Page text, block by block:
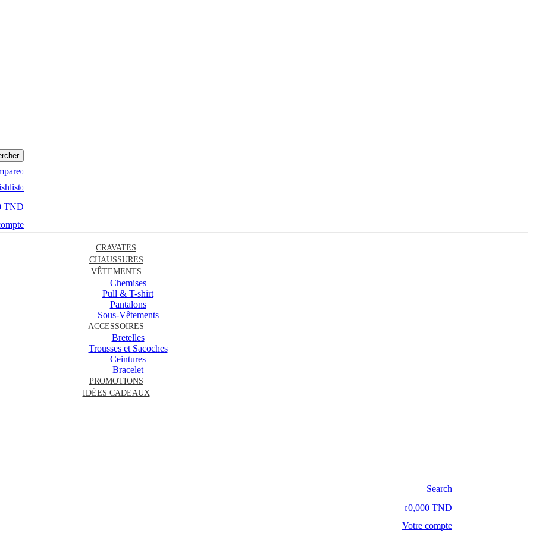
0
0
TND
CRAVATES
CHAUSSURES
VÊTEMENTS
Chemises
Pull & T-shirt
Pantalons
Sous-Vêtements
ACCESSOIRES
Bretelles
Trousses et Sacoches
Ceintures
Bracelet
PROMOTIONS
IDÉES CADEAUX
Search
00,000 TND
Votre compte